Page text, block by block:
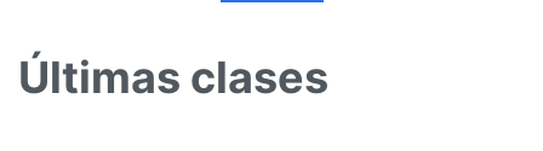
Últimas clases